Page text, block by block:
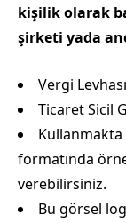
kişilik olarak
şirketi yada
Vergi
Ticaret Sicil
formatında
verebilirsiniz.
Bu görsel